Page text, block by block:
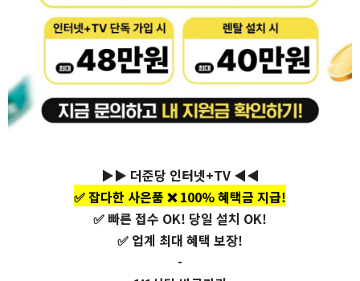
▶▶ 더준당 인터넷+TV ◀◀
✅ 잡다한 사은품 ❌ 100% 혜택금 지급!
✅ 빠른 접수 OK! 당일 설치 OK!
✅ 업계 최대 혜택 보장!
-